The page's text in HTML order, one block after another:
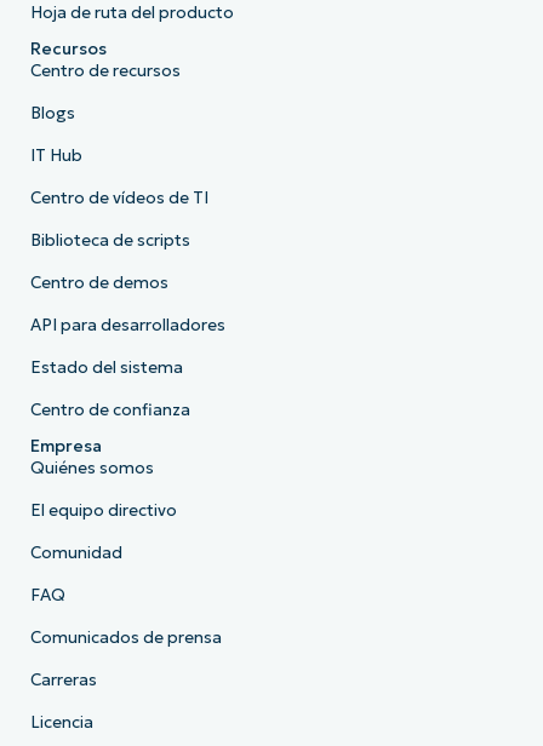
Hoja de ruta del producto
Recursos
Centro de recursos
Blogs
IT Hub
Centro de vídeos de TI
Biblioteca de scripts
Centro de demos
API para desarrolladores
Estado del sistema
Centro de confianza
Empresa
Quiénes somos
El equipo directivo
Comunidad
FAQ
Comunicados de prensa
Carreras
Licencia